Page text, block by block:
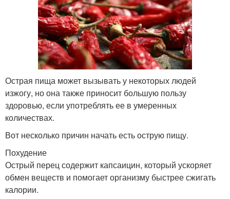
Острая пища может вызывать у некоторых людей
изжогу, но она также приносит большую пользу
здоровью, если употреблять ее в умеренных
количествах.
Вот несколько причин начать есть острую пищу.
Похудение
Острый перец содержит капсаицин, который ускоряет
обмен веществ и помогает организму быстрее сжигать
калории.